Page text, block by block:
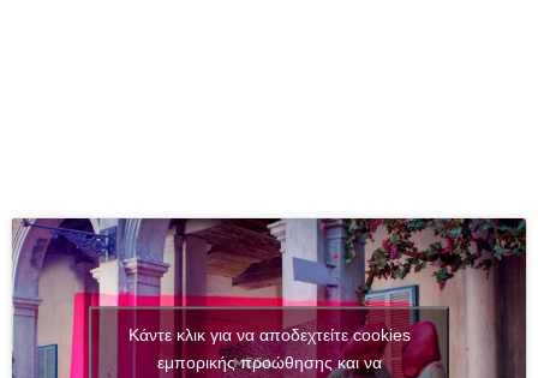
Κάντε κλικ για να αποδεχτείτε cookies
εμπορικής προώθησης και να